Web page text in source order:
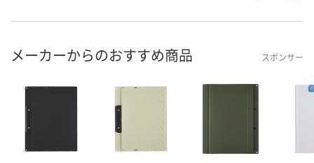
メーカーからのおすすめ商品 スポンサー